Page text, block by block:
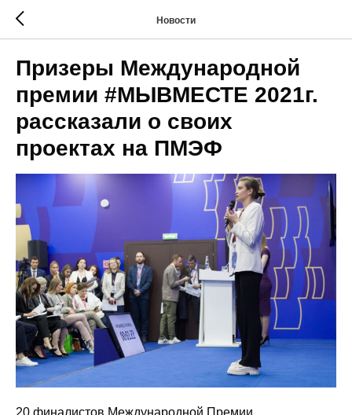
Новости
Призеры Международной
премии #МЫВМЕСТЕ 2021г.
рассказали о своих
проектах на ПМЭФ